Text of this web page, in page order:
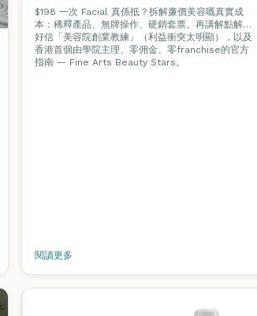
容院（2026 完整指南）
$198 一次 Facial 真係抵？拆解廉價美容嘅真實成
本：稀釋產品、無牌操作、硬銷套票。再講解點解唔
好信「美容院創業教練」（利益衝突太明顯），以及
香港首個由學院主理、零佣金、零franchise的官方
指南 — Fine Arts Beauty Stars。
閱讀更多